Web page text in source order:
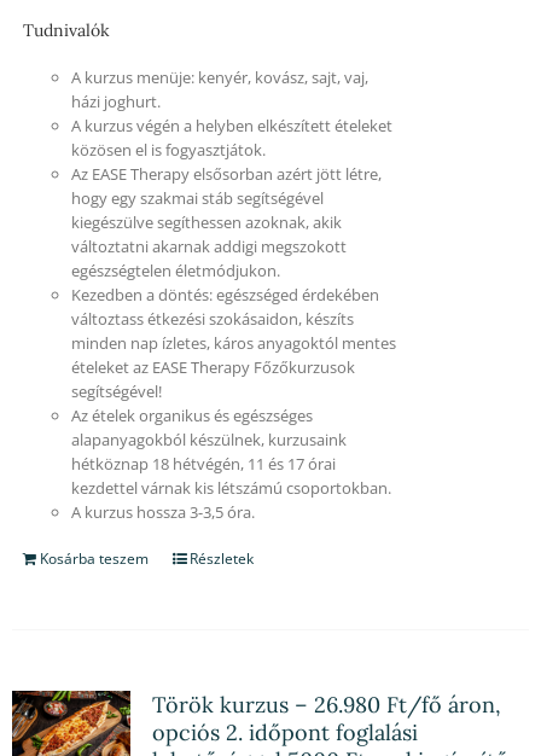
Tudnivalók
A kurzus menüje: kenyér, kovász, sajt, vaj,
házi joghurt.
A kurzus végén a helyben elkészített ételeket
közösen el is fogyasztjátok.
Az EASE Therapy elsősorban azért jött létre,
hogy egy szakmai stáb segítségével
kiegészülve segíthessen azoknak, akik
változtatni akarnak addigi megszokott
egészségtelen életmódjukon.
Kezedben a döntés: egészséged érdekében
változtass étkezési szokásaidon, készíts
minden nap ízletes, káros anyagoktól mentes
ételeket az EASE Therapy Főzőkurzusok
segítségével!
Az ételek organikus és egészséges
alapanyagokból készülnek, kurzusaink
hétköznap 18 hétvégén, 11 és 17 órai
kezdettel várnak kis létszámú csoportokban.
A kurzus hossza 3-3,5 óra.
Kosárba teszem Részletek
Török kurzus – 26.980 Ft/fő áron,
opciós 2. időpont foglalási